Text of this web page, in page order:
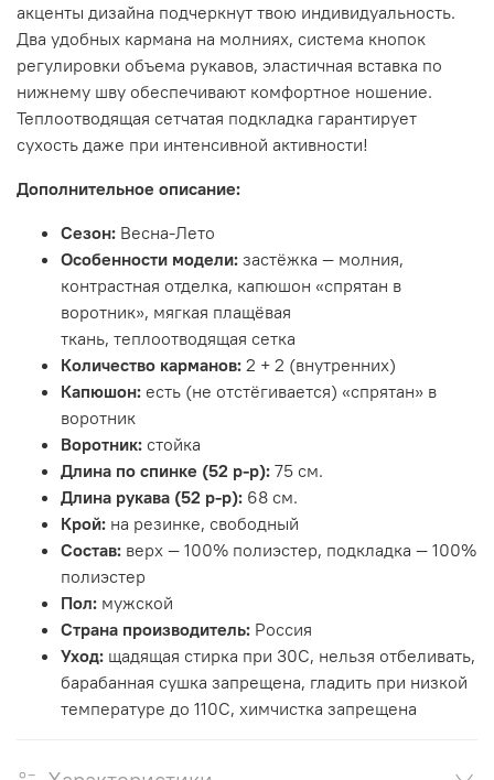
акценты дизайна подчеркнут твою индивидуальность.
Два удобных кармана на молниях, система кнопок
регулировки объема рукавов, эластичная вставка по
нижнему шву обеспечивают комфортное ношение.
Теплоотводящая сетчатая подкладка гарантирует
сухость даже при интенсивной активности!
Дополнительное описание:
Сезон: Весна-Лето
Особенности модели: застёжка — молния,
контрастная отделка, капюшон «спрятан в
воротник», мягкая плащёвая
ткань, теплоотводящая сетка
Количество карманов: 2 + 2 (внутренних)
Капюшон: есть (не отстёгивается) «спрятан» в
воротник
Воротник: стойка
Длина по спинке (52 р-р): 75 см.
Длина рукава (52 р-р): 68 см.
Крой: на резинке, свободный
Состав: верх — 100% полиэстер, подкладка — 100%
полиэстер
Пол: мужской
Страна производитель: Россия
Уход: щадящая стирка при 30С, нельзя отбеливать,
барабанная сушка запрещена, гладить при низкой
температуре до 110С, химчистка запрещена